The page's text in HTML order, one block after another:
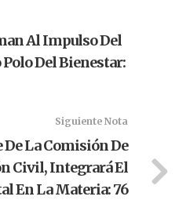
Al Impulso Del
Del Bienestar:
Siguiente Nota
La Comisión De
Civil, Integrará El
En La Materia: 76